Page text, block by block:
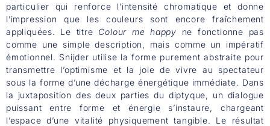
particulier qui renforce l’intensité chromatique et donne
l’impression que les couleurs sont encore fraîchement
appliquées. Le titre Colour me happy ne fonctionne pas
comme une simple description, mais comme un impératif
émotionnel. Snijder utilise la forme purement abstraite pour
transmettre l’optimisme et la joie de vivre au spectateur
sous la forme d’une décharge énergétique immédiate. Dans
la juxtaposition des deux parties du diptyque, un dialogue
puissant entre forme et énergie s’instaure, chargeant
l’espace d’une vitalité physiquement tangible. Le résultat